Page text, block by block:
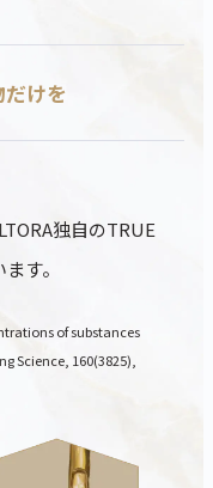
けを
独自のTRUE
す。
of substances
Science, 160(3825),